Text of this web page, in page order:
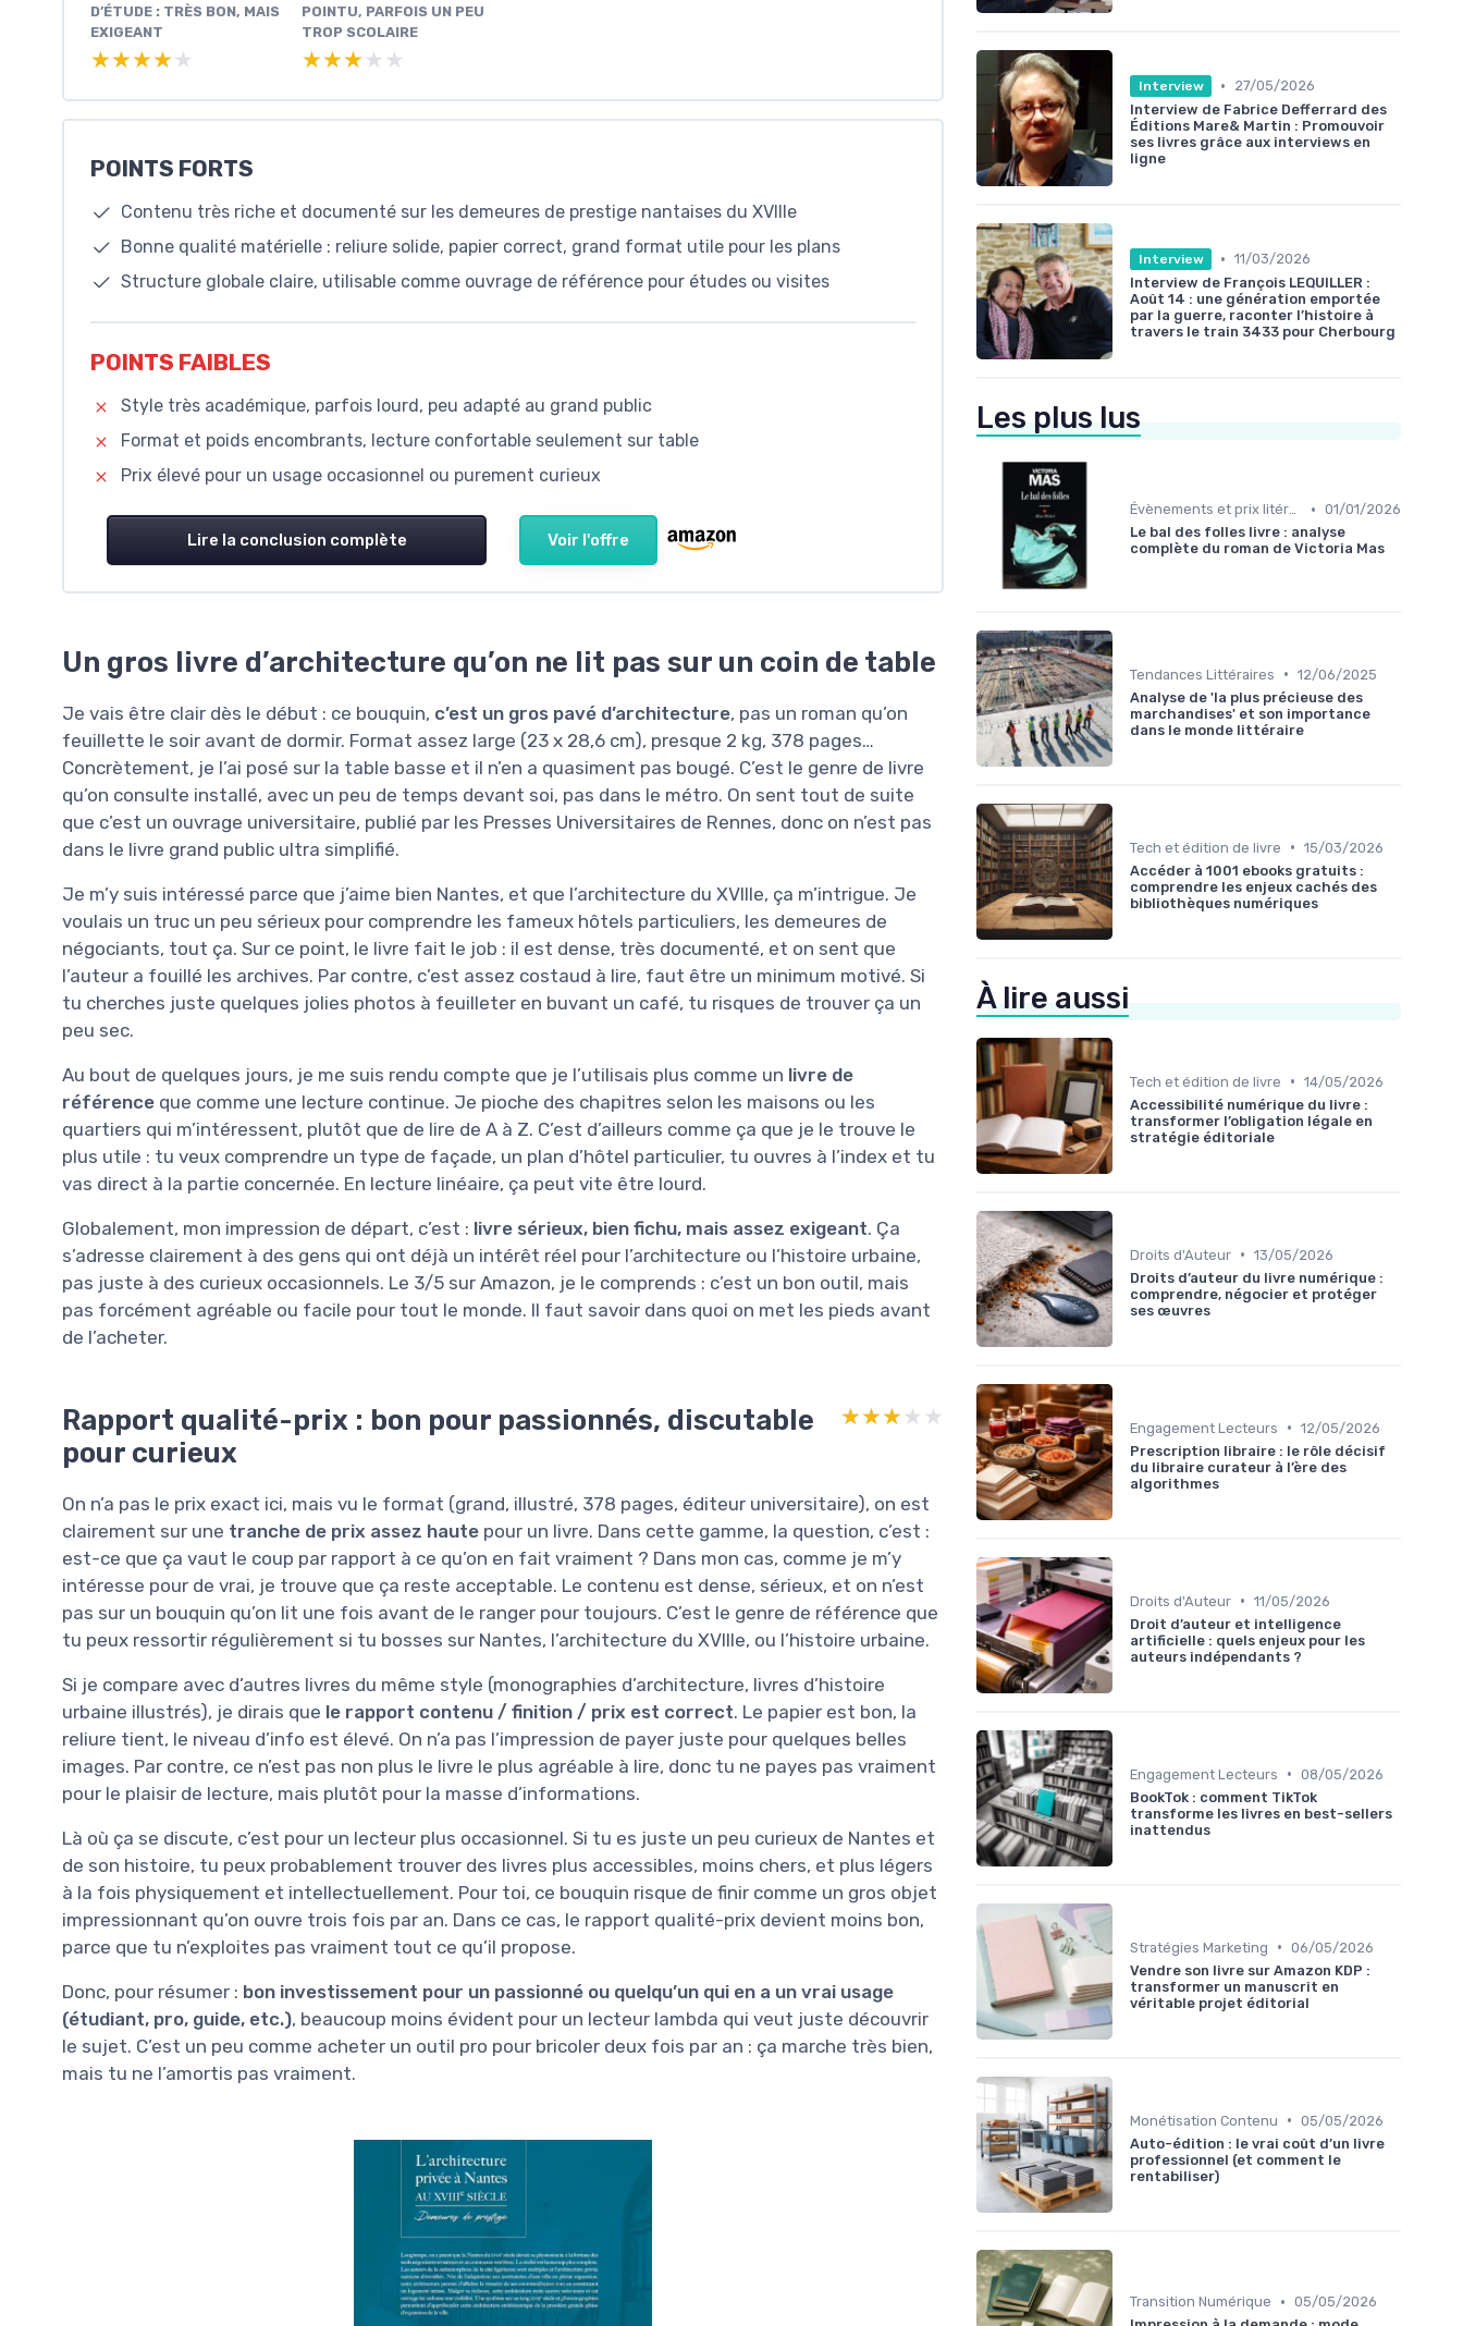
D’ÉTUDE : TRÈS BON, MAIS
EXIGEANT
★★★★★
★★★★★
POINTU, PARFOIS UN PEU
TROP SCOLAIRE
★★★★★
★★★★★
POINTS FORTS
Contenu très riche et documenté sur les demeures de prestige nantaises du XVIIIe
Bonne qualité matérielle : reliure solide, papier correct, grand format utile pour les plans
Structure globale claire, utilisable comme ouvrage de référence pour études ou visites
POINTS FAIBLES
Style très académique, parfois lourd, peu adapté au grand public
Format et poids encombrants, lecture confortable seulement sur table
Prix élevé pour un usage occasionnel ou purement curieux
Lire la conclusion complète Voir l'offre
Un gros livre d’architecture qu’on ne lit pas sur un coin de table
Je vais être clair dès le début : ce bouquin, c’est un gros pavé d’architecture, pas un roman qu’on
feuillette le soir avant de dormir. Format assez large (23 x 28,6 cm), presque 2 kg, 378 pages…
Concrètement, je l’ai posé sur la table basse et il n’en a quasiment pas bougé. C’est le genre de livre
qu’on consulte installé, avec un peu de temps devant soi, pas dans le métro. On sent tout de suite
que c’est un ouvrage universitaire, publié par les Presses Universitaires de Rennes, donc on n’est pas
dans le livre grand public ultra simplifié.
Je m’y suis intéressé parce que j’aime bien Nantes, et que l’architecture du XVIIIe, ça m’intrigue. Je
voulais un truc un peu sérieux pour comprendre les fameux hôtels particuliers, les demeures de
négociants, tout ça. Sur ce point, le livre fait le job : il est dense, très documenté, et on sent que
l’auteur a fouillé les archives. Par contre, c’est assez costaud à lire, faut être un minimum motivé. Si
tu cherches juste quelques jolies photos à feuilleter en buvant un café, tu risques de trouver ça un
peu sec.
Au bout de quelques jours, je me suis rendu compte que je l’utilisais plus comme un livre de
référence que comme une lecture continue. Je pioche des chapitres selon les maisons ou les
quartiers qui m’intéressent, plutôt que de lire de A à Z. C’est d’ailleurs comme ça que je le trouve le
plus utile : tu veux comprendre un type de façade, un plan d’hôtel particulier, tu ouvres à l’index et tu
vas direct à la partie concernée. En lecture linéaire, ça peut vite être lourd.
Globalement, mon impression de départ, c’est : livre sérieux, bien fichu, mais assez exigeant. Ça
s’adresse clairement à des gens qui ont déjà un intérêt réel pour l’architecture ou l’histoire urbaine,
pas juste à des curieux occasionnels. Le 3/5 sur Amazon, je le comprends : c’est un bon outil, mais
pas forcément agréable ou facile pour tout le monde. Il faut savoir dans quoi on met les pieds avant
de l’acheter.
Rapport qualité-prix : bon pour passionnés, discutable
pour curieux
★★★★★
★★★★★
On n’a pas le prix exact ici, mais vu le format (grand, illustré, 378 pages, éditeur universitaire), on est
clairement sur une tranche de prix assez haute pour un livre. Dans cette gamme, la question, c’est :
est-ce que ça vaut le coup par rapport à ce qu’on en fait vraiment ? Dans mon cas, comme je m’y
intéresse pour de vrai, je trouve que ça reste acceptable. Le contenu est dense, sérieux, et on n’est
pas sur un bouquin qu’on lit une fois avant de le ranger pour toujours. C’est le genre de référence que
tu peux ressortir régulièrement si tu bosses sur Nantes, l’architecture du XVIIIe, ou l’histoire urbaine.
Si je compare avec d’autres livres du même style (monographies d’architecture, livres d’histoire
urbaine illustrés), je dirais que le rapport contenu / finition / prix est correct. Le papier est bon, la
reliure tient, le niveau d’info est élevé. On n’a pas l’impression de payer juste pour quelques belles
images. Par contre, ce n’est pas non plus le livre le plus agréable à lire, donc tu ne payes pas vraiment
pour le plaisir de lecture, mais plutôt pour la masse d’informations.
Là où ça se discute, c’est pour un lecteur plus occasionnel. Si tu es juste un peu curieux de Nantes et
de son histoire, tu peux probablement trouver des livres plus accessibles, moins chers, et plus légers
à la fois physiquement et intellectuellement. Pour toi, ce bouquin risque de finir comme un gros objet
impressionnant qu’on ouvre trois fois par an. Dans ce cas, le rapport qualité-prix devient moins bon,
parce que tu n’exploites pas vraiment tout ce qu’il propose.
Donc, pour résumer : bon investissement pour un passionné ou quelqu’un qui en a un vrai usage
(étudiant, pro, guide, etc.), beaucoup moins évident pour un lecteur lambda qui veut juste découvrir
le sujet. C’est un peu comme acheter un outil pro pour bricoler deux fois par an : ça marche très bien,
mais tu ne l’amortis pas vraiment.
Interview •
27/05/2026
Interview de Fabrice Defferrard des
Éditions Mare& Martin : Promouvoir
ses livres grâce aux interviews en
ligne
Interview • 11/03/2026
Interview de François LEQUILLER :
Août 14 : une génération emportée
par la guerre, raconter l’histoire à
travers le train 3433 pour Cherbourg
Les plus lus
Évènements et prix litéraires • 01/01/2026
Le bal des folles livre : analyse
complète du roman de Victoria Mas
Tendances Littéraires • 12/06/2025
Analyse de 'la plus précieuse des
marchandises' et son importance
dans le monde littéraire
Tech et édition de livre • 15/03/2026
Accéder à 1001 ebooks gratuits :
comprendre les enjeux cachés des
bibliothèques numériques
À lire aussi
Tech et édition de livre • 14/05/2026
Accessibilité numérique du livre :
transformer l’obligation légale en
stratégie éditoriale
Droits d'Auteur • 13/05/2026
Droits d’auteur du livre numérique :
comprendre, négocier et protéger
ses œuvres
Engagement Lecteurs • 12/05/2026
Prescription libraire : le rôle décisif
du libraire curateur à l’ère des
algorithmes
Droits d'Auteur • 11/05/2026
Droit d’auteur et intelligence
artificielle : quels enjeux pour les
auteurs indépendants ?
Engagement Lecteurs • 08/05/2026
BookTok : comment TikTok
transforme les livres en best-sellers
inattendus
Stratégies Marketing • 06/05/2026
Vendre son livre sur Amazon KDP :
transformer un manuscrit en
véritable projet éditorial
Monétisation Contenu • 05/05/2026
Auto-édition : le vrai coût d’un livre
professionnel (et comment le
rentabiliser)
Transition Numérique • 05/05/2026